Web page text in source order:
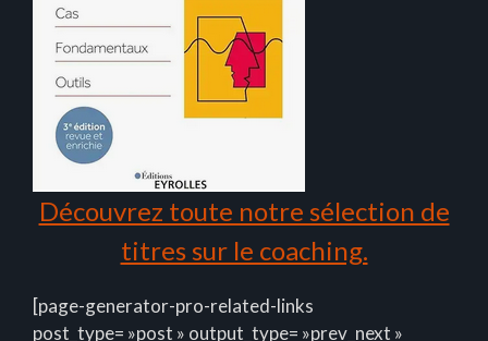
Découvrez toute notre sélection de
titres sur le coaching.
[page-generator-pro-related-links
post_type= »post » output_type= »prev_next »